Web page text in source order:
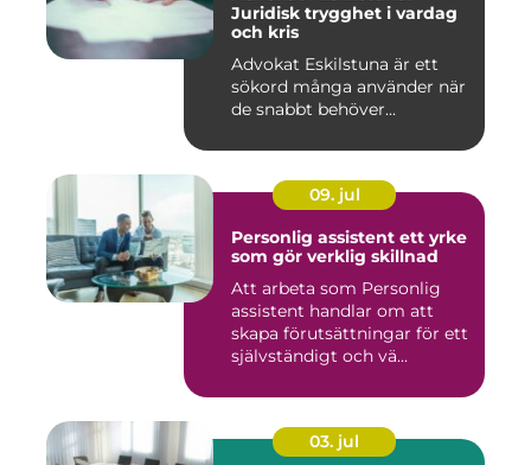
Juridisk trygghet i vardag
och kris
Advokat Eskilstuna är ett
sökord många använder när
de snabbt behöver...
09. jul
Personlig assistent ett yrke
som gör verklig skillnad
Att arbeta som Personlig
assistent handlar om att
skapa förutsättningar för ett
självständigt och vä...
03. jul